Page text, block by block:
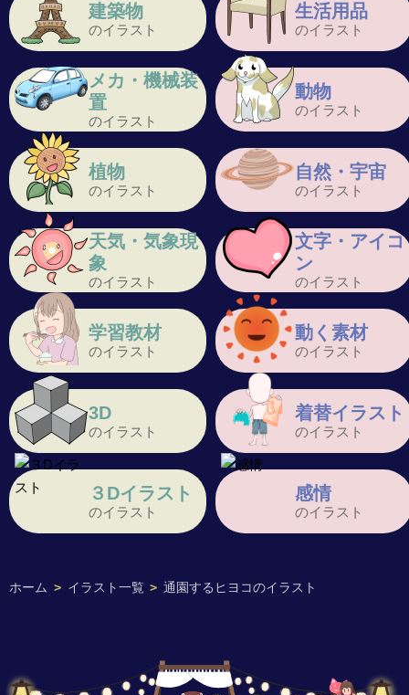
ホーム > イラスト一覧 > 通園するヒヨコのイラスト
建築物
のイラスト
生活用品
のイラスト
メカ・機械装
置
のイラスト
動物
のイラスト
植物
のイラスト
自然・宇宙
のイラスト
天気・気象現
象
のイラスト
文字・アイコ
ン
のイラスト
学習教材
のイラスト
動く素材
のイラスト
3D
のイラスト
着替イラスト
のイラスト
３Dイラスト
のイラスト
感情
のイラスト